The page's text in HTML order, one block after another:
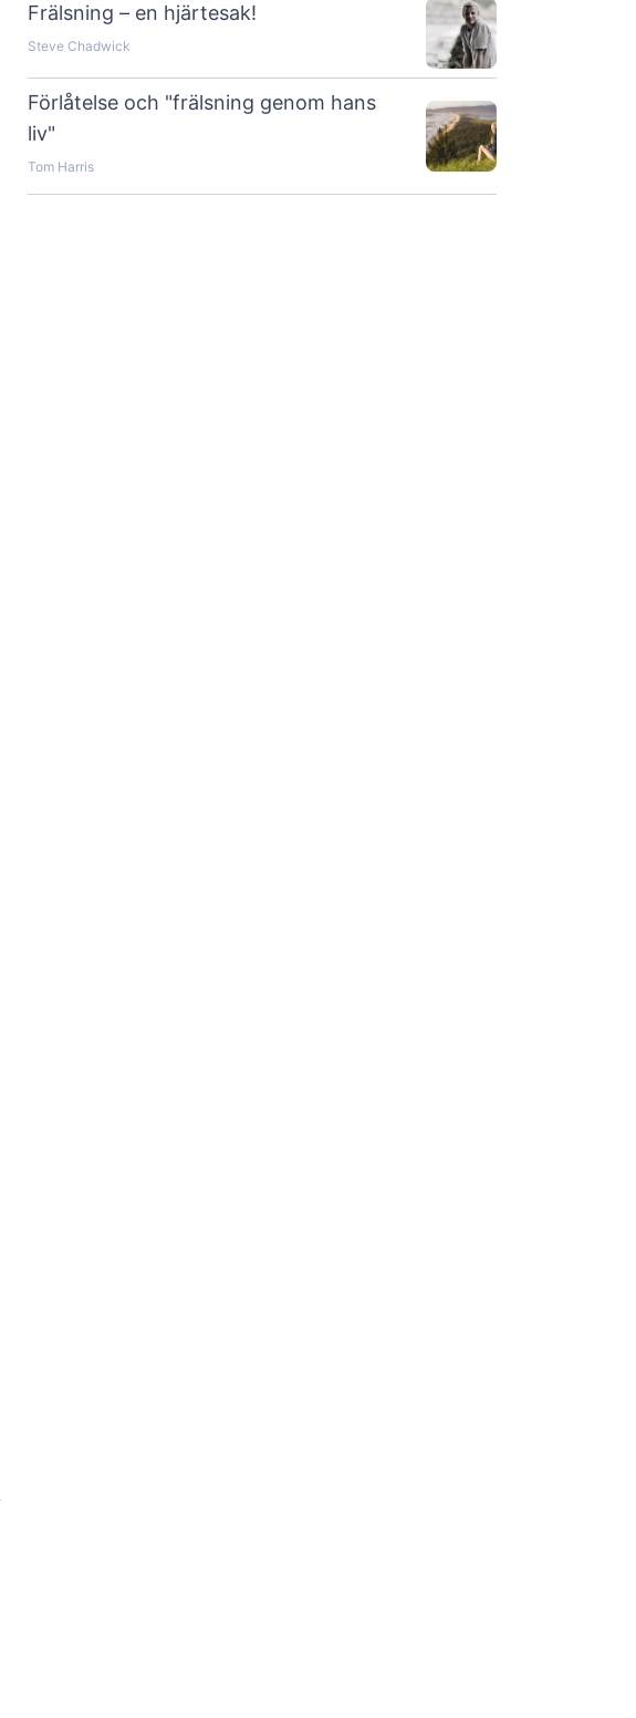
Frälsning – en hjärtesak!
Steve Chadwick
Förlåtelse och "frälsning genom hans
liv"
Tom Harris